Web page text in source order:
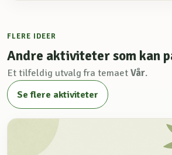
FLERE IDEER
Andre aktiviteter som kan
Et tilfeldig utvalg fra temaet Vår.
Se flere aktiviteter